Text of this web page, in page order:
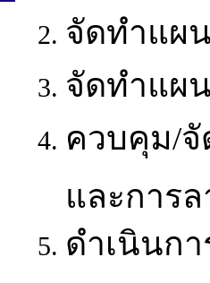
จัดทำแผ
จัดทำแผ
ควบคุม/จั
และการ
ดำเนินก